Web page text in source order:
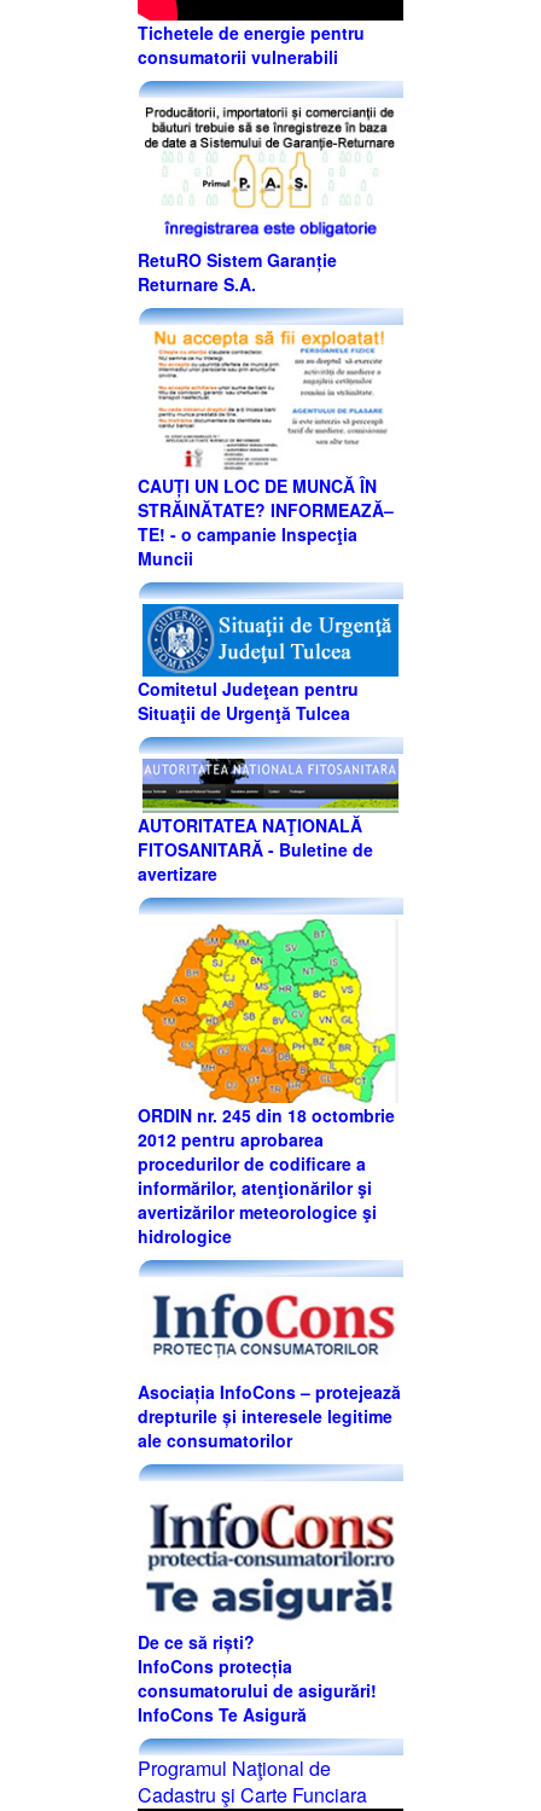
Tichetele de energie pentru
consumatorii vulnerabili
RetuRO Sistem Garanție
Returnare S.A.
CAUȚI UN LOC DE MUNCĂ ÎN
STRĂINĂTATE? INFORMEAZĂ–
TE! - o campanie Inspecţia
Muncii
Comitetul Judeţean pentru
Situaţii de Urgenţă Tulcea
AUTORITATEA NAŢIONALĂ
FITOSANITARĂ - Buletine de
avertizare
ORDIN nr. 245 din 18 octombrie
2012 pentru aprobarea
procedurilor de codificare a
informărilor, atenţionărilor şi
avertizărilor meteorologice şi
hidrologice
Asociația InfoCons – protejează
drepturile și interesele legitime
ale consumatorilor
De ce să riști?
InfoCons protecția
consumatorului de asigurări!
InfoCons Te Asigură
Programul Naţional de
Cadastru şi Carte Funciara